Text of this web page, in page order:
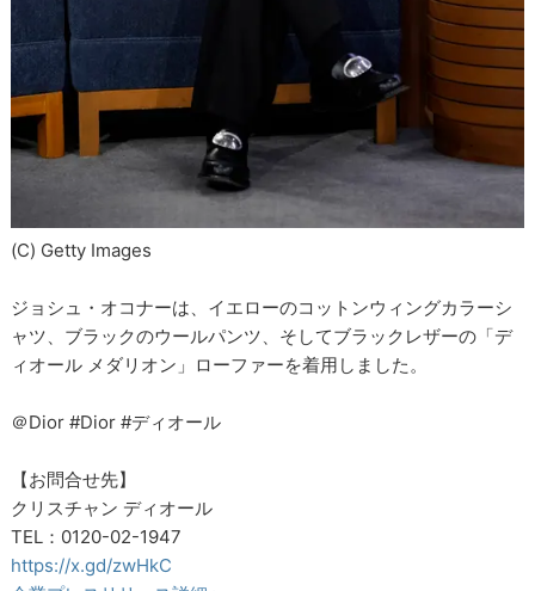
(C) Getty Images
ジョシュ・オコナーは、イエローのコットンウィングカラーシ
ャツ、ブラックのウールパンツ、そしてブラックレザーの「デ
ィオール メダリオン」ローファーを着用しました。
＠Dior #Dior #ディオール
【お問合せ先】
クリスチャン ディオール
TEL：0120-02-1947
https://x.gd/zwHkC